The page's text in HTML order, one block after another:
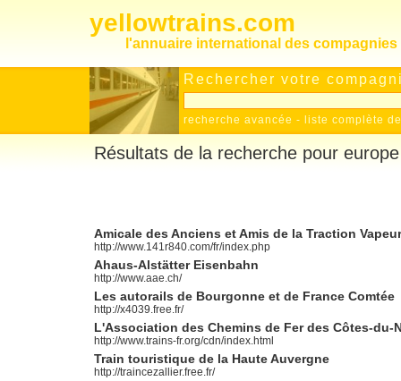
yellowtrains.com
l'annuaire international des
Rechercher votre
recherche avancée - liste complète
Résultats de la recherche pour europe
Amicale des Anciens et Amis de la Traction Vapeur
http://www.141r840.com/fr/index.php
Ahaus-Alstätter Eisenbahn
http://www.aae.ch/
Les autorails de Bourgonne et de France Comtée
http://x4039.free.fr/
L'Association des Chemins de Fer des Côtes-du-
http://www.trains-fr.org/cdn/index.html
Train touristique de la Haute Auvergne
http://traincezallier.free.fr/